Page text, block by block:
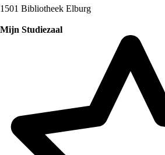
1501 Bibliotheek Elburg
Mijn Studiezaal